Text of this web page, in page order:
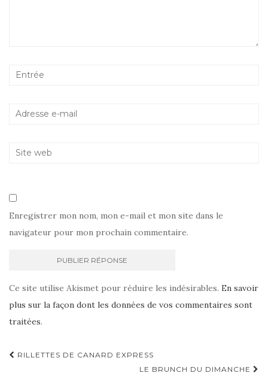
Enregistrer mon nom, mon e-mail et mon site dans le
navigateur pour mon prochain commentaire.
Ce site utilise Akismet pour réduire les indésirables. En savoir
plus sur la façon dont les données de vos commentaires sont
traitées.
Navigation
RILLETTES DE CANARD EXPRESS
LE BRUNCH DU DIMANCHE